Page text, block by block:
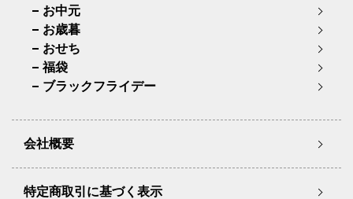
お中元
お歳暮
おせち
福袋
ブラックフライデー
会社概要
特定商取引に基づく表示